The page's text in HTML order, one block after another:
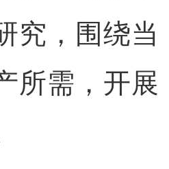
究，围绕当
所需，开展